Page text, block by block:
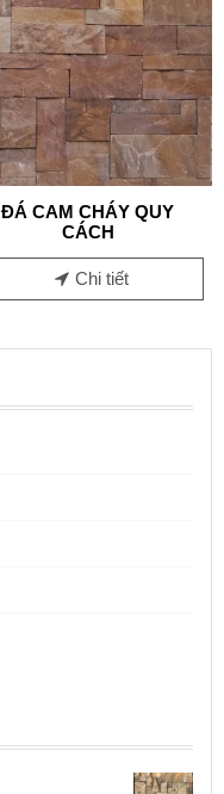
ĐÁ CAM CHÁY QUY
CÁCH
Chi tiết